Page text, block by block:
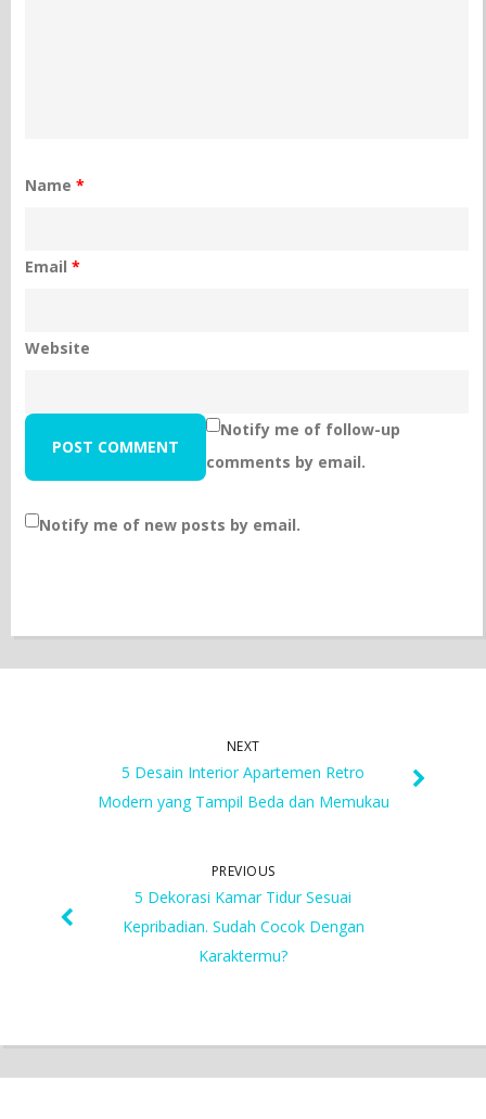
Name*
Email*
Website
Notify me of follow-up
comments by email.
Notify me of new posts by email.
NEXT
5 Desain Interior Apartemen Retro
Modern yang Tampil Beda dan Memukau
PREVIOUS
5 Dekorasi Kamar Tidur Sesuai
Kepribadian. Sudah Cocok Dengan
Karaktermu?